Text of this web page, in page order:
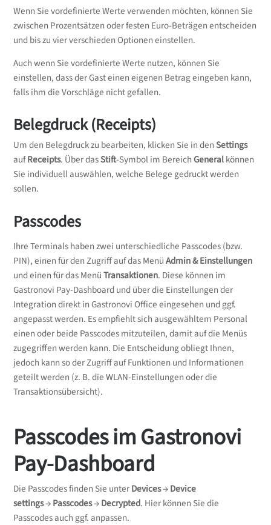
Wenn Sie vordefinierte Werte verwenden möchten, können Sie
zwischen Prozentsätzen oder festen Euro-Beträgen entscheiden
und bis zu vier verschieden Optionen einstellen.
Auch wenn Sie vordefinierte Werte nutzen, können Sie
einstellen, dass der Gast einen eigenen Betrag eingeben kann,
falls ihm die Vorschläge nicht gefallen.
Belegdruck (Receipts)
Um den Belegdruck zu bearbeiten, klicken Sie in denSettings
aufReceipts. Über dasStift-Symbol im BereichGeneralkönnen
Sie individuell auswählen, welche Belege gedruckt werden
sollen.
Passcodes
Ihre Terminals haben zwei unterschiedliche Passcodes (bzw.
PIN), einen für den Zugriff auf das MenüAdmin & Einstellungen
und einen für das MenüTransaktionen. Diese können im
Gastronovi Pay-Dashboard und über die Einstellungen der
Integration direkt in Gastronovi Office eingesehen und ggf.
angepasst werden. Es empfiehlt sich ausgewähltem Personal
einen oder beide Passcodes mitzuteilen, damit auf die Menüs
zugegriffen werden kann. Die Entscheidung obliegt Ihnen,
jedoch kann so der Zugriff auf Funktionen und Informationen
geteilt werden (z. B. die WLAN-Einstellungen oder die
Transaktionsübersicht).
Passcodes im Gastronovi
Pay-Dashboard
Die Passcodes finden Sie unterDevices→Device
settings→Passcodes→Decrypted. Hier können Sie die
Passcodes auch ggf. anpassen.